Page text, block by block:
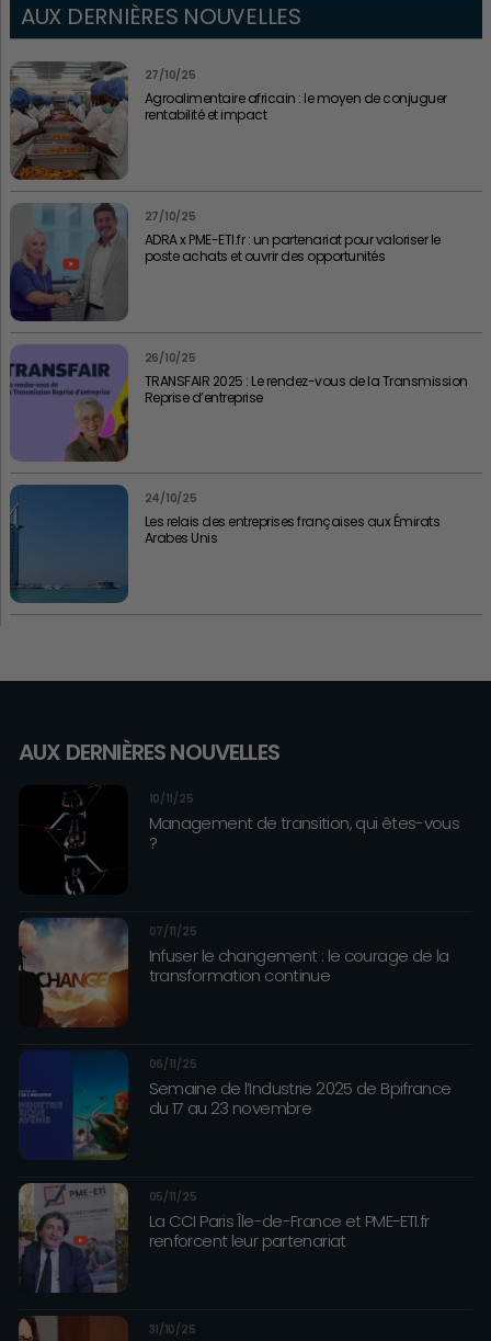
AUX DERNIÈRES NOUVELLES
27/10/25
Agroalimentaire africain : le moyen de conjuguer
rentabilité et impact
27/10/25
ADRA x PME-ETI.fr : un partenariat pour valoriser le
poste achats et ouvrir des opportunités
26/10/25
TRANSFAIR 2025 : Le rendez-vous de la Transmission
Reprise d’entreprise
24/10/25
Les relais des entreprises françaises aux Émirats
Arabes Unis
AUX DERNIÈRES NOUVELLES
10/11/25
Management de transition, qui êtes-vous
?
07/11/25
Infuser le changement : le courage de la
transformation continue
06/11/25
Semaine de l’Industrie 2025 de Bpifrance
du 17 au 23 novembre
05/11/25
La CCI Paris Île-de-France et PME-ETI.fr
renforcent leur partenariat
31/10/25